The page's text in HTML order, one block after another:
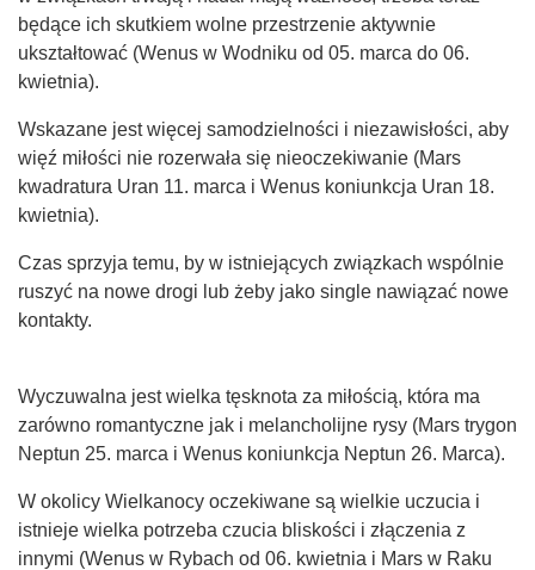
będące ich skutkiem wolne przestrzenie aktywnie
ukształtować (Wenus w Wodniku od 05. marca do 06.
kwietnia).
Wskazane jest więcej samodzielności i niezawisłości, aby
więź miłości nie rozerwała się nieoczekiwanie (Mars
kwadratura Uran 11. marca i Wenus koniunkcja Uran 18.
kwietnia).
Czas sprzyja temu, by w istniejących związkach wspólnie
ruszyć na nowe drogi lub żeby jako single nawiązać nowe
kontakty.
Wyczuwalna jest wielka tęsknota za miłością, która ma
zarówno romantyczne jak i melancholijne rysy (Mars trygon
Neptun 25. marca i Wenus koniunkcja Neptun 26. Marca).
W okolicy Wielkanocy oczekiwane są wielkie uczucia i
istnieje wielka potrzeba czucia bliskości i złączenia z
innymi (Wenus w Rybach od 06. kwietnia i Mars w Raku